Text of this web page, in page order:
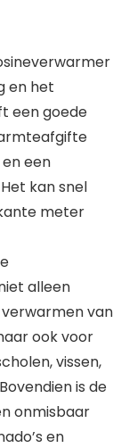
en het
een goede
een
kan snel
meter
alleen
van
ook voor
vissen,
is de
onmisbaar
en